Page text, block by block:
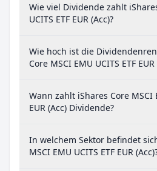
Wie viel Dividende zahlt
UCITS ETF EUR (Acc)?
Wie hoch ist die
Core MSCI EMU UCITS ETF EUR
Wann zahlt iShares Core MSCI
EUR (Acc) Dividende?
In welchem Sektor befindet
MSCI EMU UCITS ETF EUR